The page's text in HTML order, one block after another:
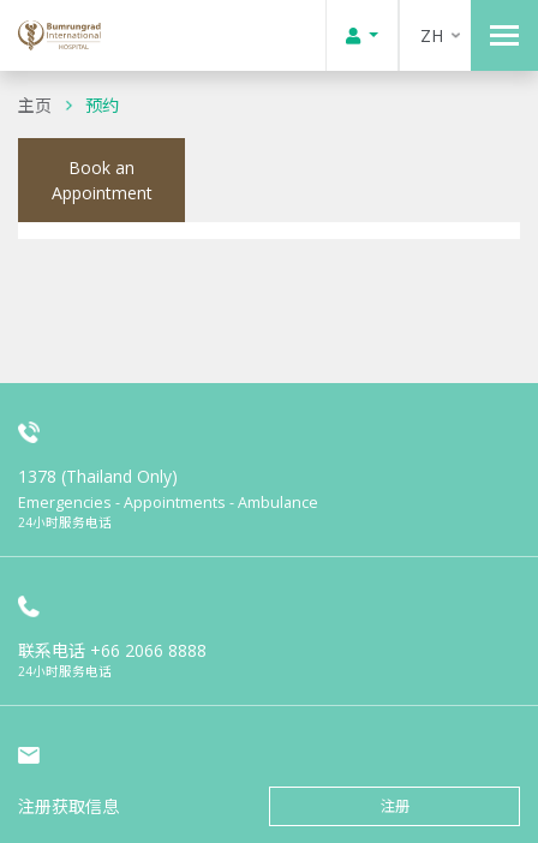
ZH
主页 预约
Book an
Appointment
1378 (Thailand Only)
Emergencies - Appointments - Ambulance
24小时服务电话
联系电话 +66 2066 8888
24小时服务电话
注册获取信息 注册